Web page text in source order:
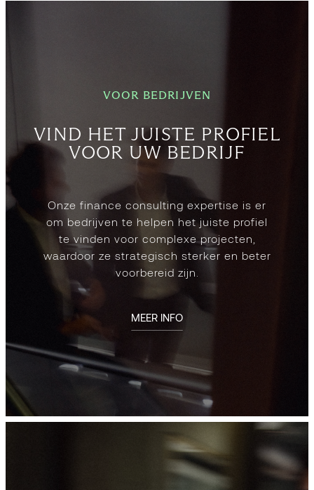
VOOR BEDRIJVEN
VIND HET JUISTE PROFIEL
VOOR UW BEDRIJF
Onze finance consulting expertise is er
om bedrijven te helpen het juiste profiel
te vinden voor complexe projecten,
waardoor ze strategisch sterker en beter
voorbereid zijn.
MEER INFO